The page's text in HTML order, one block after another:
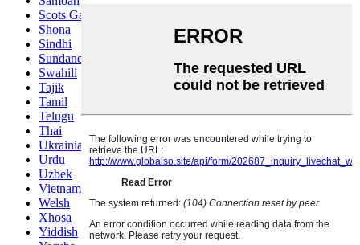
Scots Gaelic
Shona
Sindhi
Sundanese
Swahili
Tajik
Tamil
Telugu
Thai
Ukrainian
Urdu
Uzbek
Vietnamese
Welsh
Xhosa
Yiddish